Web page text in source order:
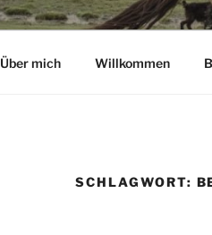
Über mich Willkommen
SCHLAGWORT: